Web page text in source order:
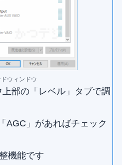
ウィンドウ
部の「レベル」タブで調
AGC」があればチェック
機能です